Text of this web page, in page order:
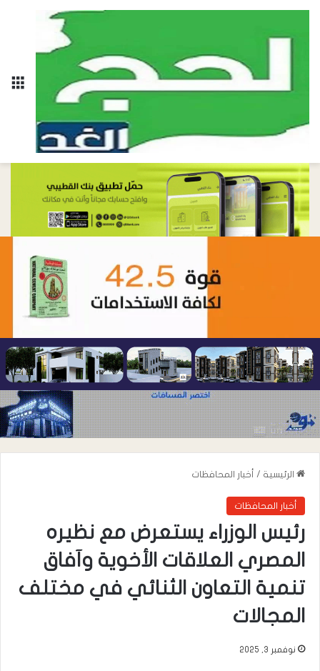
الرئيسية / أخبار المحافظات
أخبار المحافظات
رئيس الوزراء يستعرض مع نظيره
المصري العلاقات الأخوية وآفاق
تنمية التعاون الثنائي في مختلف
المجالات
نوفمبر 3, 2025